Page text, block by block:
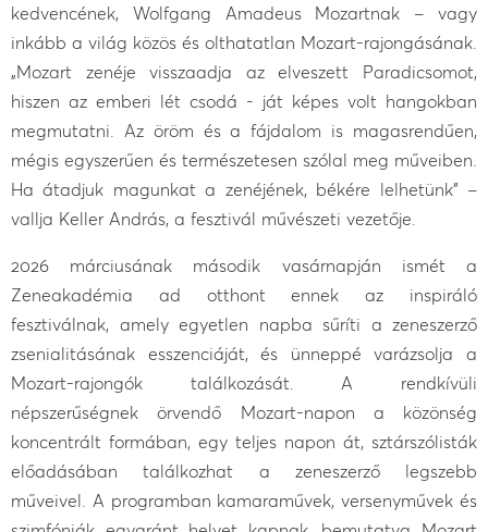
kedvencének, Wolfgang Amadeus Mozartnak – vagy
inkább a világ közös és olthatatlan Mozart-rajongásának.
„Mozart zenéje visszaadja az elveszett Paradicsomot,
hiszen az emberi lét csodá - ját képes volt hangokban
megmutatni. Az öröm és a fájdalom is magasrendűen,
mégis egyszerűen és természetesen szólal meg műveiben.
Ha átadjuk magunkat a zenéjének, békére lelhetünk” –
vallja Keller András, a fesztivál művészeti vezetője.
2026 márciusának második vasárnapján ismét a
Zeneakadémia ad otthont ennek az inspiráló
fesztiválnak, amely egyetlen napba sűríti a zeneszerző
zsenialitásának esszenciáját, és ünneppé varázsolja a
Mozart-rajongók találkozását. A rendkívüli
népszerűségnek örvendő Mozart-napon a közönség
koncentrált formában, egy teljes napon át, sztárszólisták
előadásában találkozhat a zeneszerző legszebb
műveivel. A programban kamaraművek, versenyművek és